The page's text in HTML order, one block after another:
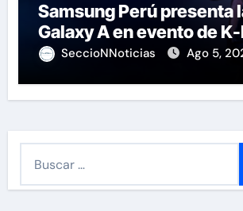
Samsung Perú presenta
Galaxy A en evento de
SeccioNNoticias Ago 5,